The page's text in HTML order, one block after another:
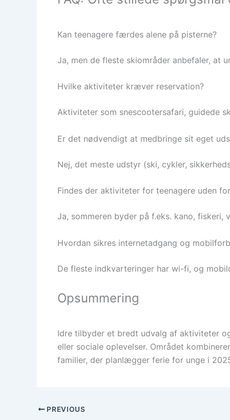
Kan teenagere færdes alene på pisterne?
Ja, men de fleste skiområder anbefaler, at
Hvilke aktiviteter kræver reservation?
Aktiviteter som snescootersafari, guidede
Er det nødvendigt at medbringe sit eget
Nej, det meste udstyr (ski, cykler,
Findes der aktiviteter for teenagere uden
Ja, sommeren byder på f.eks. kano,
Hvordan sikres internetadgang og
De fleste indkvarteringer har wi-fi, og
Opsummering
Idre tilbyder et bredt udvalg af aktiviteter
eller sociale oplevelser. Området
familier, der planlægger ferie for unge i
PREVIOUS